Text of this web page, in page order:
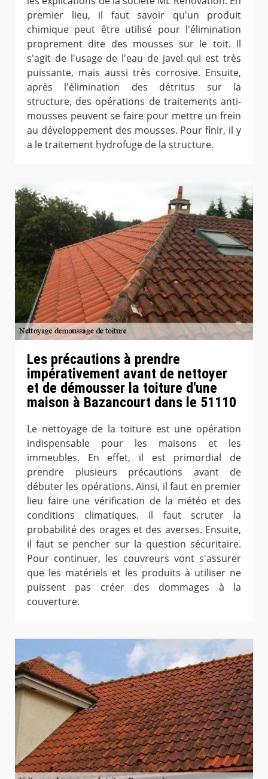
premier lieu, il faut savoir qu'un produit
chimique peut être utilisé pour l'élimination
proprement dite des mousses sur le toit. Il
s'agit de l'usage de l'eau de javel qui est très
puissante, mais aussi très corrosive. Ensuite,
après l'élimination des détritus sur la
structure, des opérations de traitements anti-
mousses peuvent se faire pour mettre un frein
au développement des mousses. Pour finir, il y
a le traitement hydrofuge de la structure.
Les précautions à prendre
impérativement avant de nettoyer
et de démousser la toiture d'une
maison à Bazancourt dans le 51110
Le nettoyage de la toiture est une opération
indispensable pour les maisons et les
immeubles. En effet, il est primordial de
prendre plusieurs précautions avant de
débuter les opérations. Ainsi, il faut en premier
lieu faire une vérification de la météo et des
conditions climatiques. Il faut scruter la
probabilité des orages et des averses. Ensuite,
il faut se pencher sur la question sécuritaire.
Pour continuer, les couvreurs vont s'assurer
que les matériels et les produits à utiliser ne
puissent pas créer des dommages à la
couverture.